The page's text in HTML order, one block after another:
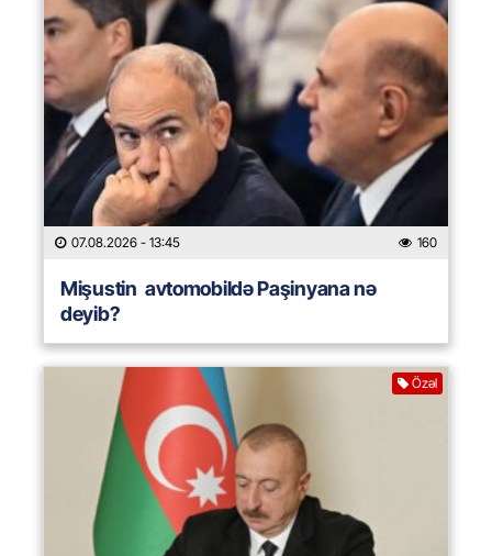
07.08.2026 - 13:45 160
Mişustin avtomobildə Paşinyana nə
deyib?
Özəl